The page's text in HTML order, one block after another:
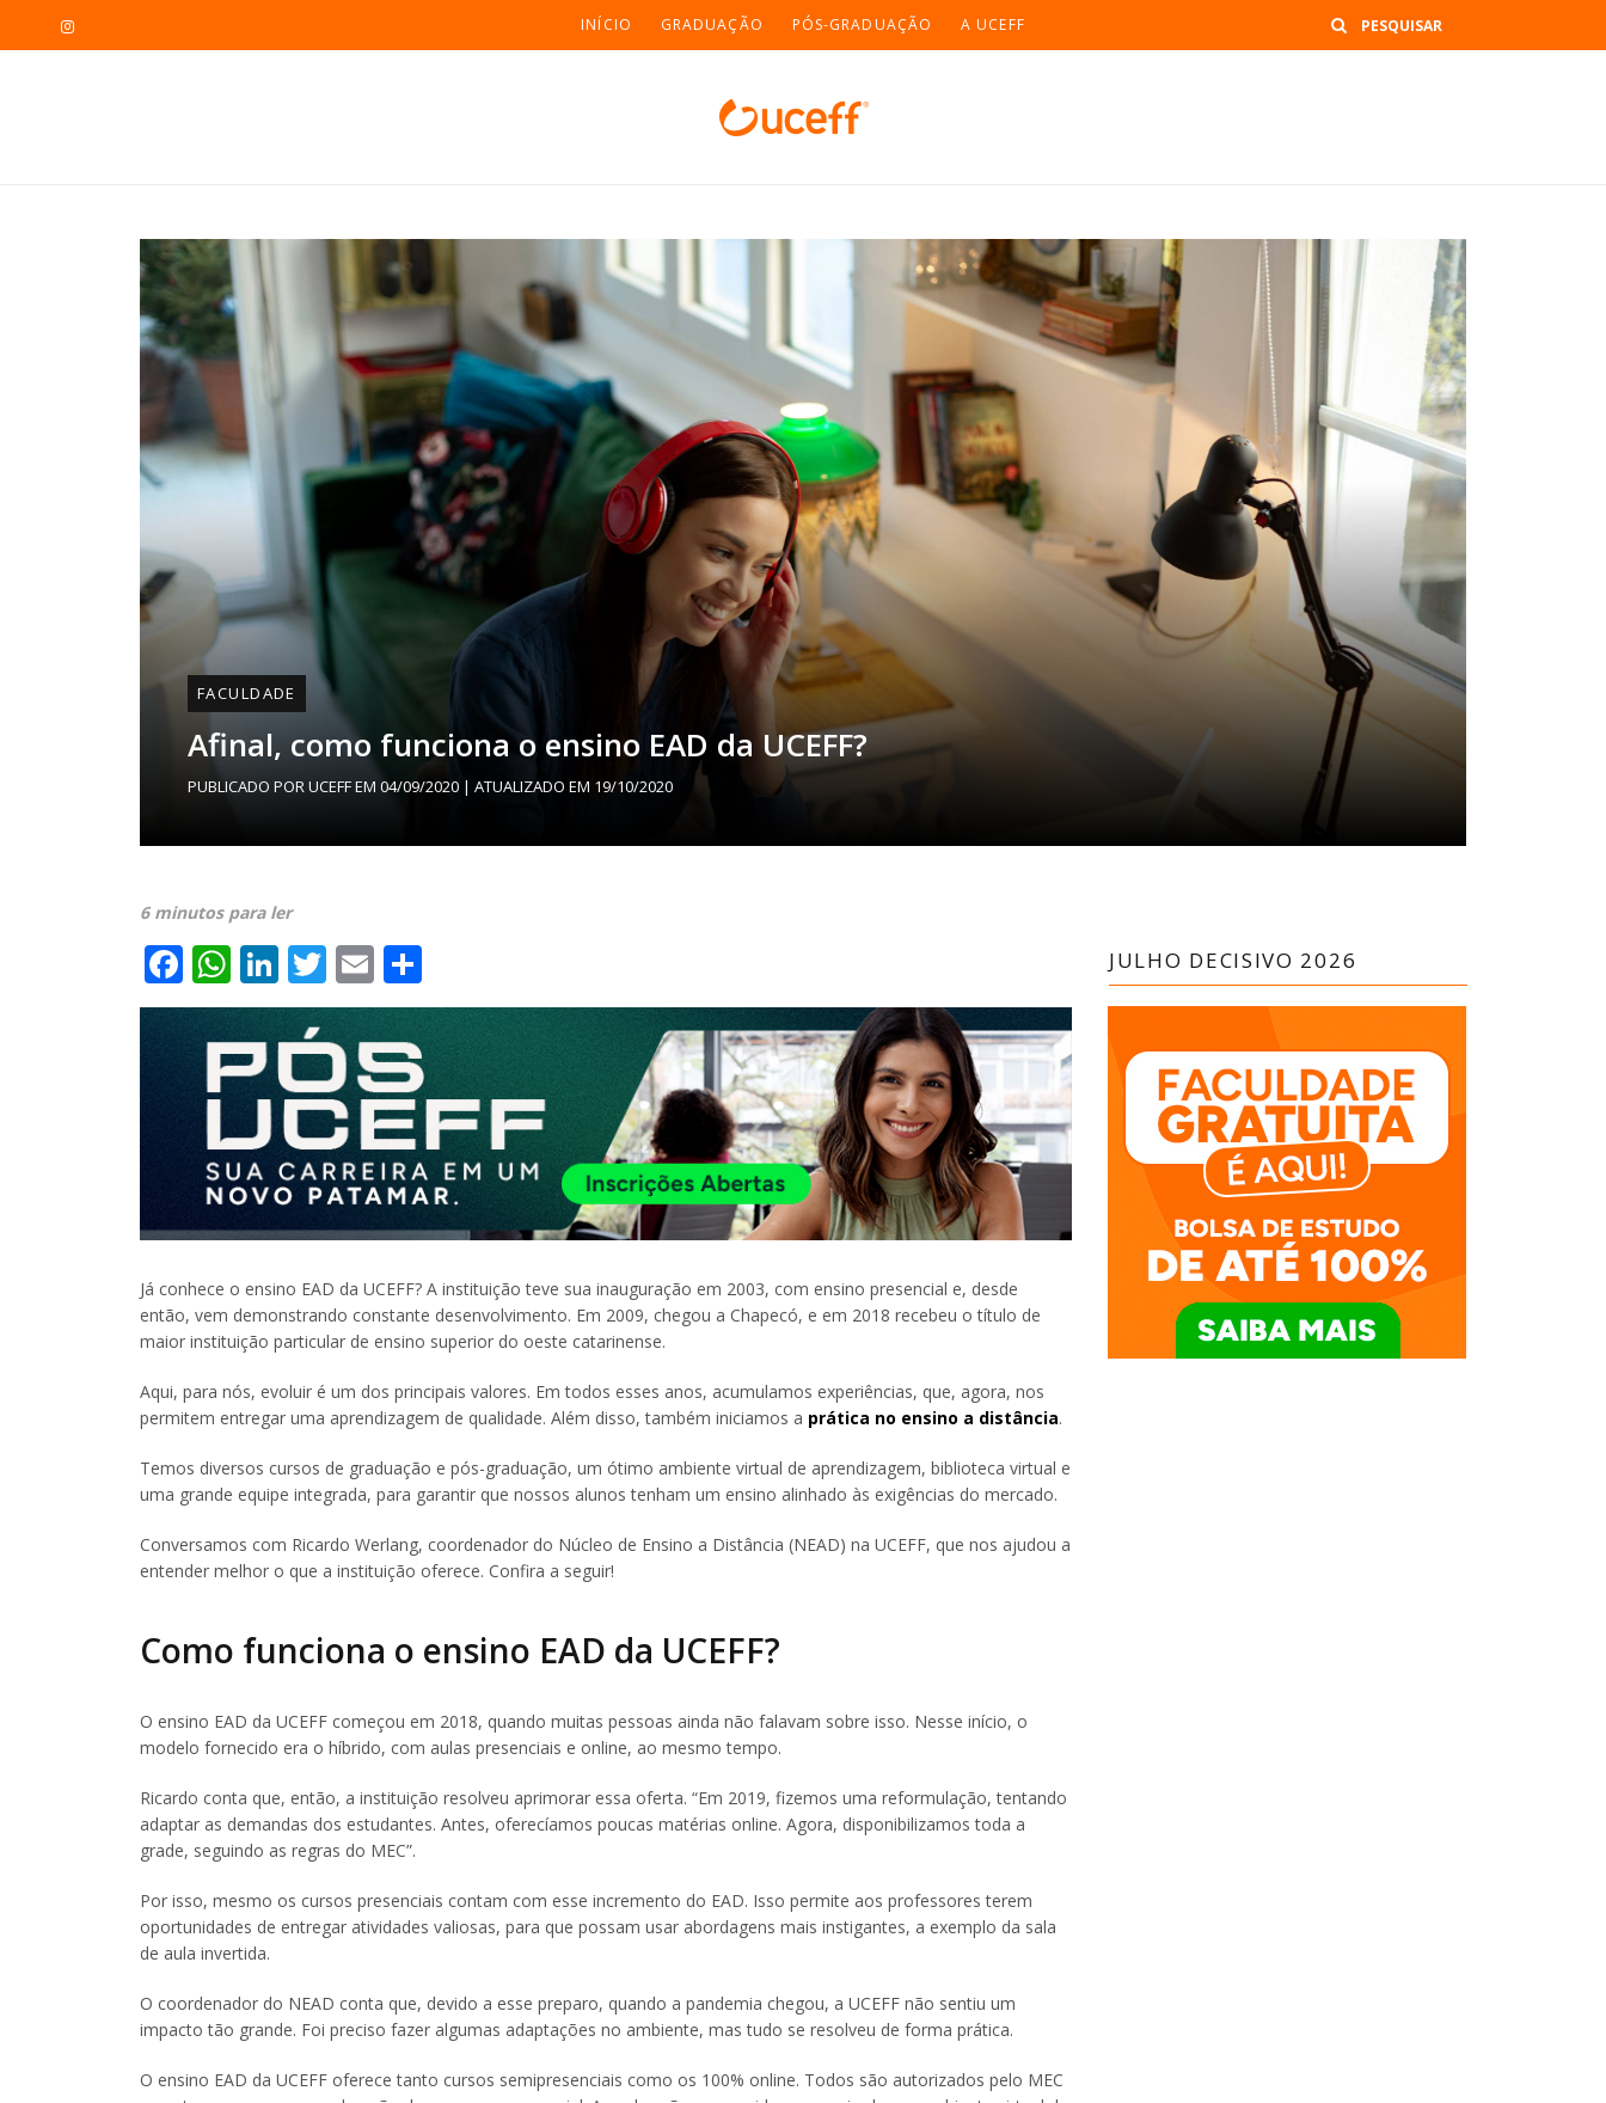
INÍCIO GRADUAÇÃO PÓS-GRADUAÇÃO A UCEFF Buscar
FACULDADE
Afinal, como funciona o ensino EAD da UCEFF?
PUBLICADO PORUCEFFEM 04/09/2020 | ATUALIZADO EM 19/10/2020
6 minutos para ler
Facebook
WhatsApp
LinkedIn
Twitter
Email
Já conhece o ensino EAD da UCEFF? A instituição teve sua inauguração em 2003, com ensino presencial e, desde
então, vem demonstrando constante desenvolvimento. Em 2009, chegou a Chapecó, e em 2018 recebeu o título de
maior instituição particular de ensino superior do oeste catarinense.
Aqui, para nós, evoluir é um dos principais valores. Em todos esses anos, acumulamos experiências, que, agora, nos
permitem entregar uma aprendizagem de qualidade. Além disso, também iniciamos a prática no ensino a distância.
Temos diversos cursos de graduação e pós-graduação, um ótimo ambiente virtual de aprendizagem, biblioteca virtual e
uma grande equipe integrada, para garantir que nossos alunos tenham um ensino alinhado às exigências do mercado.
Conversamos com Ricardo Werlang, coordenador do Núcleo de Ensino a Distância (NEAD) na UCEFF, que nos ajudou a
entender melhor o que a instituição oferece. Confira a seguir!
Como funciona o ensino EAD da UCEFF?
O ensino EAD da UCEFF começou em 2018, quando muitas pessoas ainda não falavam sobre isso. Nesse início, o
modelo fornecido era o híbrido, com aulas presenciais e online, ao mesmo tempo.
Ricardo conta que, então, a instituição resolveu aprimorar essa oferta. “Em 2019, fizemos uma reformulação, tentando
adaptar as demandas dos estudantes. Antes, oferecíamos poucas matérias online. Agora, disponibilizamos toda a
grade, seguindo as regras do MEC”.
Por isso, mesmo os cursos presenciais contam com esse incremento do EAD. Isso permite aos professores terem
oportunidades de entregar atividades valiosas, para que possam usar abordagens mais instigantes, a exemplo da sala
de aula invertida.
O coordenador do NEAD conta que, devido a esse preparo, quando a pandemia chegou, a UCEFF não sentiu um
impacto tão grande. Foi preciso fazer algumas adaptações no ambiente, mas tudo se resolveu de forma prática.
O ensino EAD da UCEFF oferece tanto cursos semipresenciais como os 100% online. Todos são autorizados pelo MEC
JULHO DECISIVO 2026